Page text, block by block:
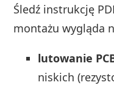
Śledź instrukcję
montażu wygląda
lutowanie
niskich